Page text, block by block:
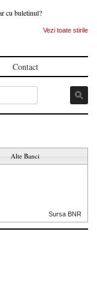
cu buletinul?
Vezi toate stirile
Contact
Alte Banci
Sursa BNR